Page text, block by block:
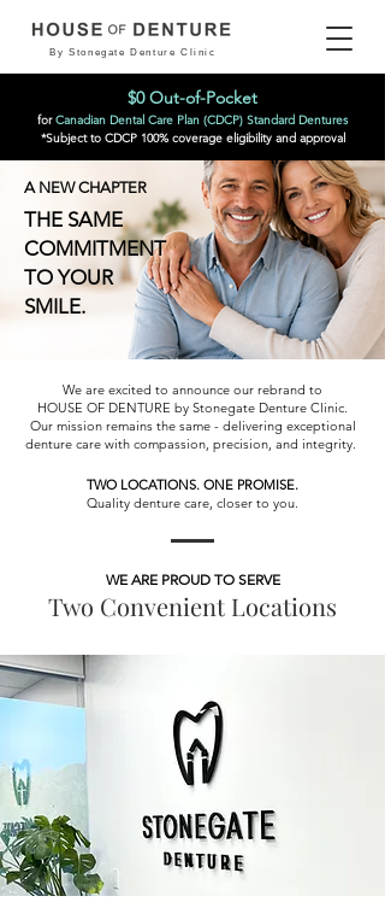
$0 Out-of-Pocket
forCanadian Dental Care Plan (CDCP) Standard Dentures
*Subject to CDCP 100% coverage eligibility and approval
By Stonegate Denture Clinic
A NEW CHAPTER
THE SAME
COMMITMENT
TO YOUR
SMILE.
We are excited to announce our rebrand to
HOUSE OF DENTURE by Stonegate Denture Clinic.
Our mission remains the same - delivering exceptional
denture care with compassion, precision, and integrity.
TWO LOCATIONS. ONE PROMISE.
Quality denture care, closer to you.
WE ARE PROUD TO SERVE
Two Convenient Locations